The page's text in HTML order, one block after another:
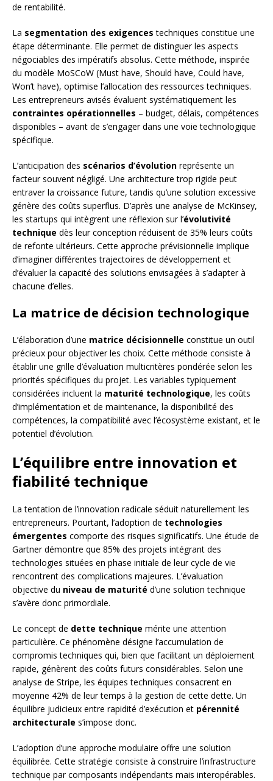
de rentabilité.
La segmentation des exigences techniques constitue une
étape déterminante. Elle permet de distinguer les aspects
négociables des impératifs absolus. Cette méthode, inspirée
du modèle MoSCoW (Must have, Should have, Could have,
Won’t have), optimise l’allocation des ressources techniques.
Les entrepreneurs avisés évaluent systématiquement les
contraintes opérationnelles – budget, délais, compétences
disponibles – avant de s’engager dans une voie technologique
spécifique.
L’anticipation des scénarios d’évolution représente un
facteur souvent négligé. Une architecture trop rigide peut
entraver la croissance future, tandis qu’une solution excessive
génère des coûts superflus. D’après une analyse de McKinsey,
les startups qui intègrent une réflexion sur l’évolutivité
technique dès leur conception réduisent de 35% leurs coûts
de refonte ultérieurs. Cette approche prévisionnelle implique
d’imaginer différentes trajectoires de développement et
d’évaluer la capacité des solutions envisagées à s’adapter à
chacune d’elles.
La matrice de décision technologique
L’élaboration d’une matrice décisionnelle constitue un outil
précieux pour objectiver les choix. Cette méthode consiste à
établir une grille d’évaluation multicritères pondérée selon les
priorités spécifiques du projet. Les variables typiquement
considérées incluent la maturité technologique, les coûts
d’implémentation et de maintenance, la disponibilité des
compétences, la compatibilité avec l’écosystème existant, et le
potentiel d’évolution.
L’équilibre entre innovation et
fiabilité technique
La tentation de l’innovation radicale séduit naturellement les
entrepreneurs. Pourtant, l’adoption de technologies
émergentes comporte des risques significatifs. Une étude de
Gartner démontre que 85% des projets intégrant des
technologies situées en phase initiale de leur cycle de vie
rencontrent des complications majeures. L’évaluation
objective du niveau de maturité d’une solution technique
s’avère donc primordiale.
Le concept de dette technique mérite une attention
particulière. Ce phénomène désigne l’accumulation de
compromis techniques qui, bien que facilitant un déploiement
rapide, génèrent des coûts futurs considérables. Selon une
analyse de Stripe, les équipes techniques consacrent en
moyenne 42% de leur temps à la gestion de cette dette. Un
équilibre judicieux entre rapidité d’exécution et pérennité
architecturale s’impose donc.
L’adoption d’une approche modulaire offre une solution
équilibrée. Cette stratégie consiste à construire l’infrastructure
technique par composants indépendants mais interopérables.